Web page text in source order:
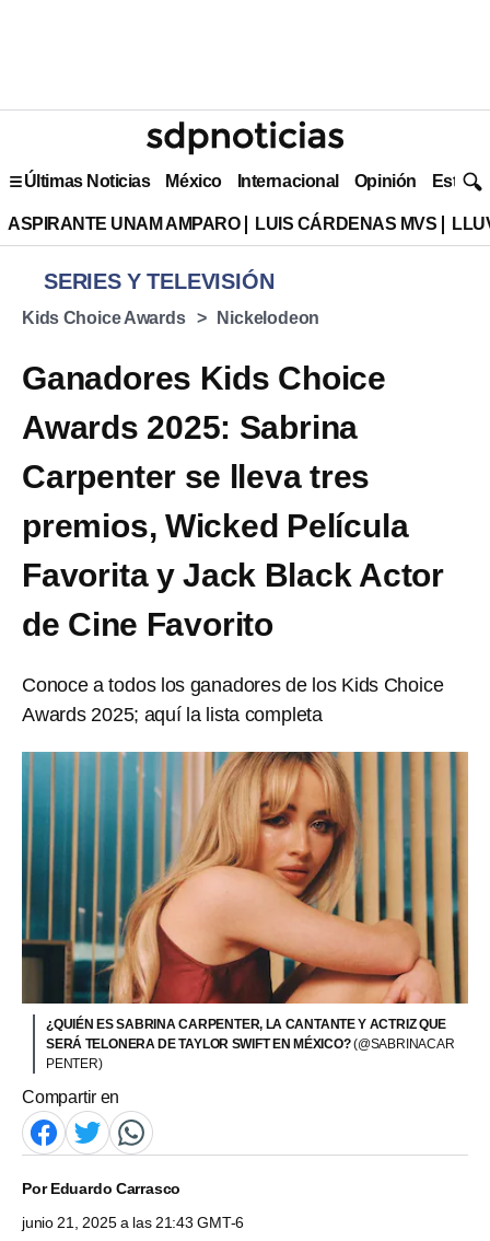
Últimas Noticias México Internacional Opinión Estilo
ASPIRANTE UNAM AMPARO LUIS CÁRDENAS MVS
SERIES Y TELEVISIÓN
Kids Choice Awards Nickelodeon
Ganadores Kids Choice
Awards 2025: Sabrina
Carpenter se lleva tres
premios, Wicked Película
Favorita y Jack Black Actor
de Cine Favorito
Conoce a todos los ganadores de los Kids Choice
Awards 2025; aquí la lista completa
¿QUIÉN ES SABRINA CARPENTER, LA CANTANTE Y ACTRIZ QUE
SERÁ TELONERA DE TAYLOR SWIFT EN MÉXICO?(@SABRINACAR
PENTER)
Compartir en
PorEduardo Carrasco
junio 21, 2025 a las 21:43 GMT-6